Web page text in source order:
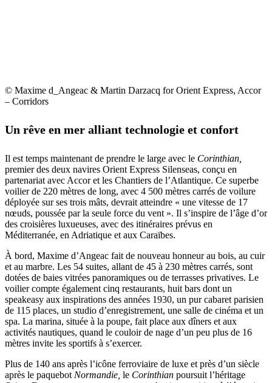
© Maxime d_Angeac & Martin Darzacq for Orient Express, Accor
– Corridors
Un rêve en mer alliant technologie et confort
Il est temps maintenant de prendre le large avec le Corinthian,
premier des deux navires Orient Express Silenseas, conçu en
partenariat avec Accor et les Chantiers de l’Atlantique. Ce superbe
voilier de 220 mètres de long, avec 4 500 mètres carrés de voilure
déployée sur ses trois mâts, devrait atteindre « une vitesse de 17
nœuds, poussée par la seule force du vent ». Il s’inspire de l’âge d’or
des croisières luxueuses, avec des itinéraires prévus en
Méditerranée, en Adriatique et aux Caraïbes.
À bord, Maxime d’Angeac fait de nouveau honneur au bois, au cuir
et au marbre. Les 54 suites, allant de 45 à 230 mètres carrés, sont
dotées de baies vitrées panoramiques ou de terrasses privatives. Le
voilier compte également cinq restaurants, huit bars dont un
speakeasy aux inspirations des années 1930, un pur cabaret parisien
de 115 places, un studio d’enregistrement, une salle de cinéma et un
spa. La marina, située à la poupe, fait place aux dîners et aux
activités nautiques, quand le couloir de nage d’un peu plus de 16
mètres invite les sportifs à s’exercer.
Plus de 140 ans après l’icône ferroviaire de luxe et près d’un siècle
après le paquebot Normandie, le Corinthian poursuit l’héritage